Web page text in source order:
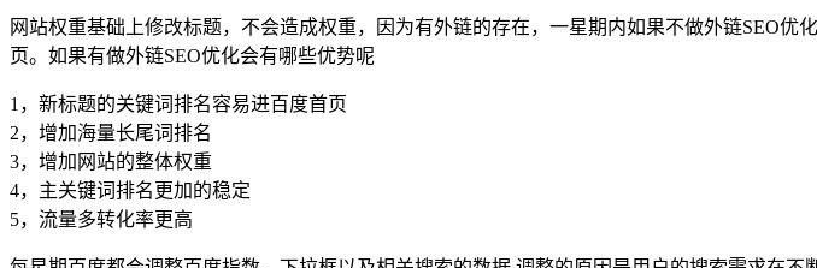
网站权重基础上修改标题，不会造成权重，因为有外链的存在，一星期内如果不做外链SEO
页。如果有做外链SEO优化会有哪些优势呢
1，新标题的关键词排名容易进百度首页
2，增加海量长尾词排名
3，增加网站的整体权重
4，主关键词排名更加的稳定
5，流量多转化率更高